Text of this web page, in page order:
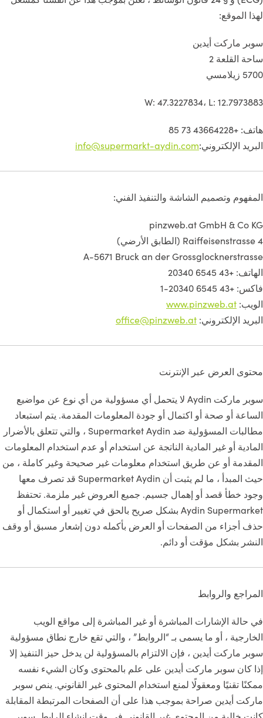
لهذا الموقع:
سوبر ماركت أيدين
ساحة القلعة 2
5700 زيلامسي
W: 47.3227834، L: 12.7973883
هاتف: +43664228 73 85
البريد الإلكتروني:info@supermarkt-aydin.com
المفهوم وتصميم الشاشة والتنفيذ الفني:
pinzweb.at GmbH & Co KG
Raiffeisenstrasse 4 (الطابق الأرضي)
A-5671 Bruck an der Grossglocknerstrasse
الهاتف: +43 6545 20340
فاكس: +43 6545 20340-1
الويب: www.pinzweb.at
البريد الإلكتروني: office@pinzweb.at
محتوى العرض عبر الإنترنت
سوبر ماركت Aydin لا يتحمل أي مسؤولية من أي نوع عن مواضيع
الساعة أو صحة أو اكتمال أو جودة المعلومات المقدمة. يتم استبعاد
مطالبات المسؤولية ضد Supermarket Aydin ، والتي تتعلق بالأضرار
المادية أو غير المادية الناتجة عن استخدام أو عدم استخدام المعلومات
المقدمة أو عن طريق استخدام معلومات غير صحيحة وغير كاملة ، من
حيث المبدأ ، ما لم يثبت أن Supermarket Aydin قد تصرف معها
وجود خطأ قصد أو إهمال جسيم. جميع العروض غير ملزمة. تحتفظ
Aydin Supermarket بشكل صريح بالحق في تغيير أو استكمال أو
حذف أجزاء من الصفحات أو العرض بأكمله دون إشعار مسبق أو وقف
النشر بشكل مؤقت أو دائم.
المراجع والروابط
في حالة الإشارات المباشرة أو غير المباشرة إلى مواقع الويب
الخارجية ، أو ما يسمى بـ “الروابط” ، والتي تقع خارج نطاق مسؤولية
سوبر ماركت أيدين ، فإن الالتزام بالمسؤولية لن يدخل حيز التنفيذ إلا
إذا كان سوبر ماركت أيدين على علم بالمحتوى وكان الشيء نفسه
ممكنًا تقنيًا ومعقولًا لمنع استخدام المحتوى غير القانوني. ينص سوبر
ماركت أيدين صراحة بموجب هذا على أن الصفحات المرتبطة المقابلة